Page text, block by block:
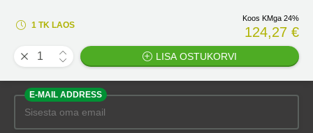
1 TK LAOS
Koos KMga 24%
124,27 €
LISA OSTUKORVI
E-MAIL ADDRESS